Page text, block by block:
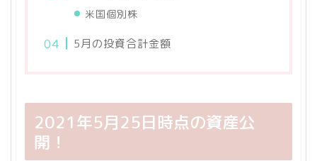
米国個別株
5月の投資合計金額
2021年5月25日時点の資産公
開！